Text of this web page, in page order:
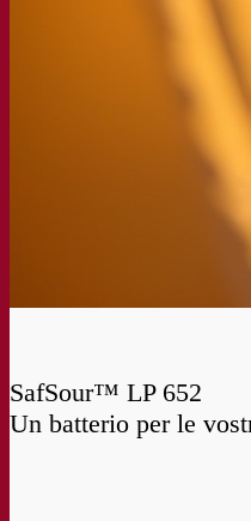
SafSour™ LP 652
Un batterio per le